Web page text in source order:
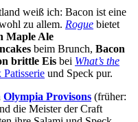
weiß ich: Bacon ist eine
zu allem. Rogue bietet
Maple Ale
beim Brunch, Bacon
brittle Eis bei What’s the
Patisserie und Speck pur.
Olympia Provisons (früher:
die Meister der Craft